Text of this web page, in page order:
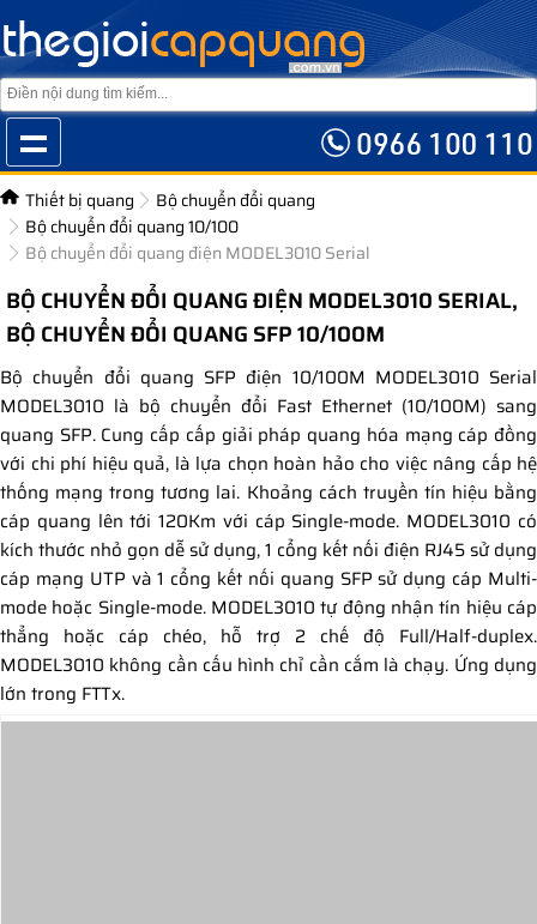
Thiết bị quang
Bộ chuyển đổi quang
Bộ chuyển đổi quang 10/100
Bộ chuyển đổi quang điện MODEL3010 Serial
BỘ CHUYỂN ĐỔI QUANG ĐIỆN MODEL3010 SERIAL,
BỘ CHUYỂN ĐỔI QUANG SFP 10/100M
Bộ chuyển đổi quang SFP điện 10/100M MODEL3010 Serial
MODEL3010 là bộ chuyển đổi Fast Ethernet (10/100M) sang
quang SFP. Cung cấp cấp giải pháp quang hóa mạng cáp đồng
với chi phí hiệu quả, là lựa chọn hoàn hảo cho việc nâng cấp hệ
thống mạng trong tương lai. Khoảng cách truyền tín hiệu bằng
cáp quang lên tới 120Km với cáp Single-mode. MODEL3010 có
kích thước nhỏ gọn dễ sử dụng, 1 cổng kết nối điện RJ45 sử dụng
cáp mạng UTP và 1 cổng kết nối quang SFP sử dụng cáp Multi-
mode hoặc Single-mode. MODEL3010 tự động nhận tín hiệu cáp
thẳng hoặc cáp chéo, hỗ trợ 2 chế độ Full/Half-duplex.
MODEL3010 không cần cấu hình chỉ cần cắm là chạy. Ứng dụng
lớn trong FTTx.